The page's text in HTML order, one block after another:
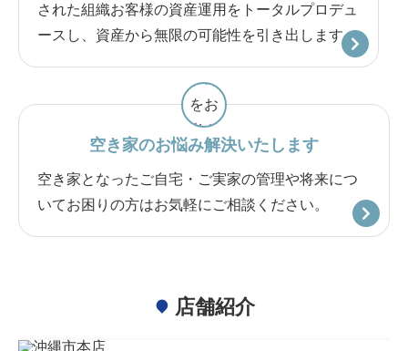
された組織お客様の資産運用をトータルプロデュ
ースし、資産から無限の可能性を引き出します。
空き家のお悩み解決いたします
空き家となったご自宅・ご実家の管理や将来につ
いてお困りの方はお気軽にご相談ください。
店舗紹介